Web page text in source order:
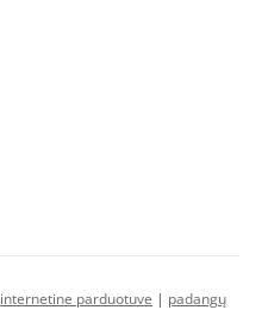
internetine parduotuve | padangų